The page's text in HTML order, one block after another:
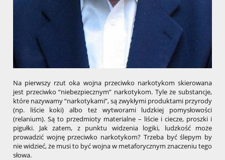
Na pierwszy rzut oka wojna przeciwko narkotykom skierowana
jest przeciwko “niebezpiecznym” narkotykom. Tyle że substancje,
które nazywamy “narkotykami”, są zwykłymi produktami przyrody
(np. liście koki) albo też wytworami ludzkiej pomysłowości
(relanium). Są to przedmioty materialne – liście i ciecze, proszki i
pigułki. Jak zatem, z punktu widzenia logiki, ludzkość może
prowadzić wojnę przeciwko narkotykom? Trzeba być ślepym by
nie widzieć, że musi to być wojna w metaforycznym znaczeniu tego
słowa.